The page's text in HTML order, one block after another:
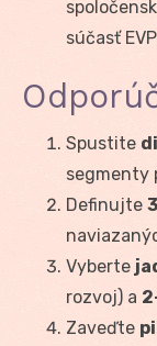
súčasť
Spustite
segmenty
Definujte
Vyberte
rozvoj) a
Zaveďte